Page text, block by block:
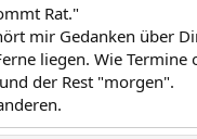
Rat."
mir Gedanken über
liegen. Wie Termine
der Rest "morgen".